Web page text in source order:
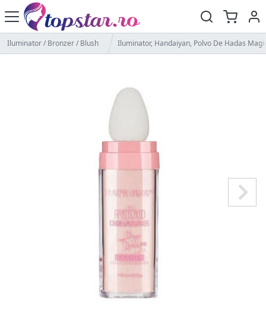
Iluminator / Bronzer / Blush Iluminator, Handaiyan, Polvo De Hadas